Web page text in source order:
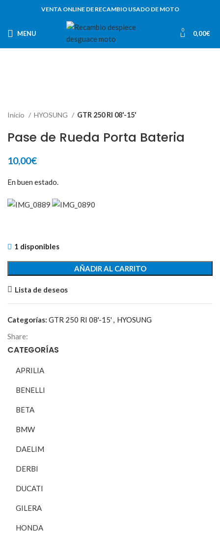
VENTA ONLINE DE RECAMBIO USADO DE MOTO
MENU 0 0,00€
Inicio HYOSUNG GTR 250 RI 08'-15'
Pase de Rueda Porta Bateria
10,00€
En buen estado.
1 disponibles
AÑADIR AL CARRITO
Lista de deseos
Categorías: GTR 250 RI 08'-15' , HYOSUNG
Share:
CATEGORÍAS
APRILIA
BENELLI
BETA
BMW
DAELIM
DERBI
DUCATI
GILERA
HONDA